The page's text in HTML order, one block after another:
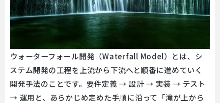
ウォーターフォール開発（Waterfall Model）とは、シ
ステム開発の工程を上流から下流へと順番に進めていく
開発手法のことです。要件定義 → 設計 → 実装 → テスト
→ 運用と、あらかじめ定めた手順に沿って「滝が上から